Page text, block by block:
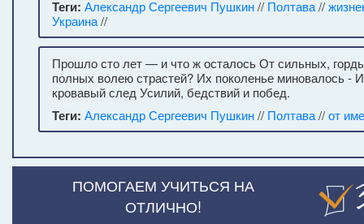
Теги: Александр Сергеевич Пушкин// Полтава//
Украина//
Прошло сто лет — и что ж осталось От сильных,
полных волею страстей? Их поколенье миновалось -
кровавый след Усилий, бедствий и побед.
Теги: Александр Сергеевич Пушкин// Полтава//от
ПОМОГАЕМ УЧИТЬСЯ НА
ОТЛИЧНО!